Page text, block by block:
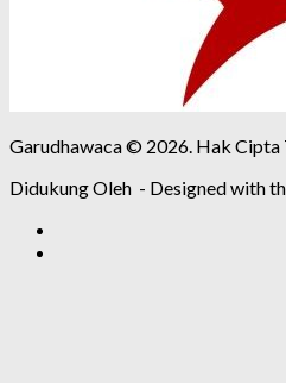
Garudhawaca © 2026. Hak Cipta
Didukung Oleh - Designed with